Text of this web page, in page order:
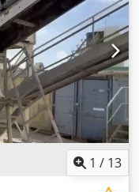
1 / 13